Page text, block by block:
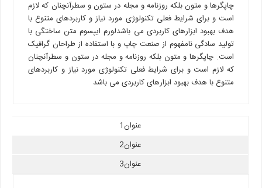
چاپگرها و متون بلکه روزنامه و مجله در ستون و سطرآنچنان که لازم
است و برای شرایط فعلی تکنولوژی مورد نیاز و کاربردهای متنوع با
هدف بهبود ابزارهای کاربردی می باشدلورم ایپسوم متن ساختگی با
تولید سادگی نامفهوم از صنعت چاپ و با استفاده از طراحان گرافیک
است. چاپگرها و متون بلکه روزنامه و مجله در ستون و سطرآنچنان
که لازم است و برای شرایط فعلی تکنولوژی مورد نیاز و کاربردهای
متنوع با هدف بهبود ابزارهای کاربردی می باشد
عنوان1
عنوان2
عنوان3